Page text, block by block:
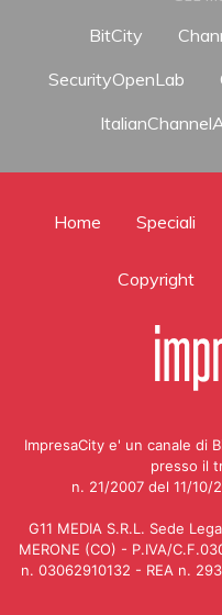
BitCity
SecurityOpenLab
Home Speciali
Copyright
ImpresaCity e' un canale di
presso il
n. 21/2007 del 11/10/
G11 MEDIA S.R.L. Sede
MERONE (CO) - P.IVA/
n. 03062910132 - REA n.